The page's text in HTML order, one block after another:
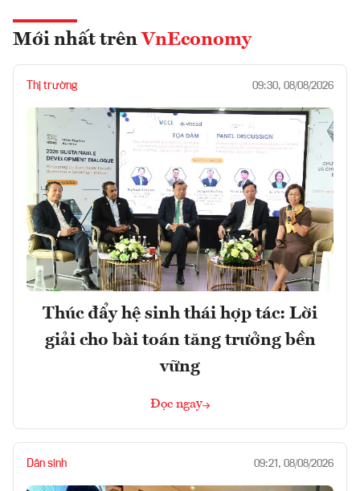
Mới nhất trên VnEconomy
Thị trường 09:30, 08/08/2026
Thúc đẩy hệ sinh thái hợp tác: Lời
giải cho bài toán tăng trưởng bền
vững
Đọc ngay
Dân sinh 09:21, 08/08/2026